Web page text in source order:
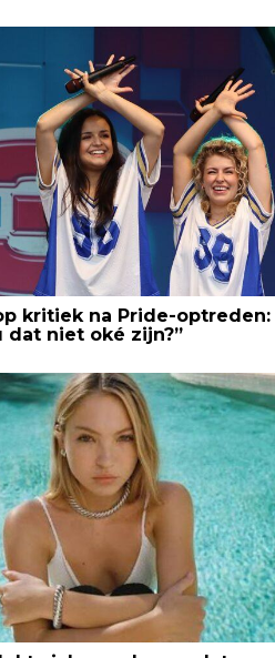
kritiek na Pride-optreden:
dat niet oké zijn?”